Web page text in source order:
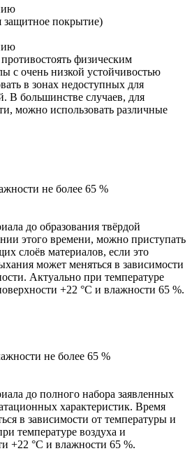
защитное покрытие)
физическим
с очень низкой устойчивостью
в зонах недоступных для
В большинстве случаев, для
можно использовать различные
не более 65 %
до образования твёрдой
этого времени, можно приступать
слоёв материалов, если это
может меняться в зависимости
Актуально при температуре
+22 °C и влажности 65 %.
не более 65 %
до полного набора заявленных
характеристик. Время
в зависимости от температуры и
температуре воздуха и
+22 °C и влажности 65 %.